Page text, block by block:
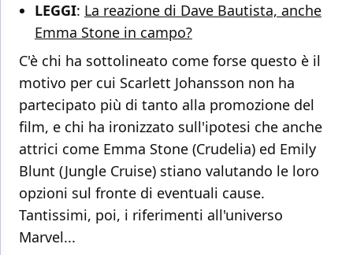
LEGGI: La reazione di Dave Bautista, anche
Emma Stone in campo?
C'è chi ha sottolineato come forse questo è il
motivo per cui Scarlett Johansson non ha
partecipato più di tanto alla promozione del
film, e chi ha ironizzato sull'ipotesi che anche
attrici come Emma Stone (Crudelia) ed Emily
Blunt (Jungle Cruise) stiano valutando le loro
opzioni sul fronte di eventuali cause.
Tantissimi, poi, i riferimenti all'universo
Marvel...